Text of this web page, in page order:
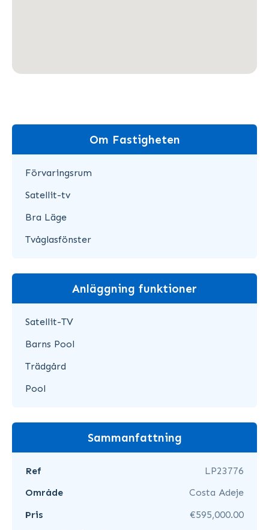
Om Fastigheten
Förvaringsrum
Satellit-tv
Bra Läge
Tvåglasfönster
Anläggning funktioner
Satellit-TV
Barns Pool
Trädgård
Pool
Sammanfattning
Ref
LP23776
Område
Costa Adeje
Pris
€595,000.00